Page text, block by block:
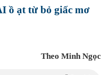
ồ ạt từ bỏ giấc mơ
Theo Minh Ngọc